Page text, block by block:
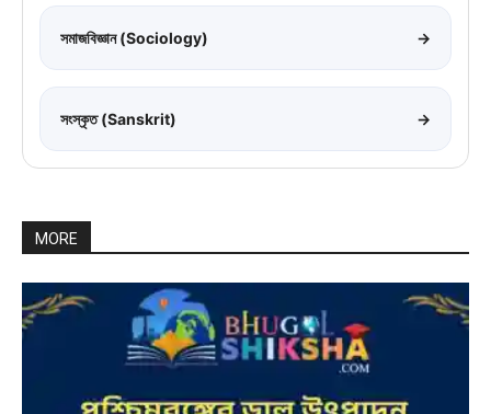
সমাজবিজ্ঞান (Sociology) →
সংস্কৃত (Sanskrit) →
MORE